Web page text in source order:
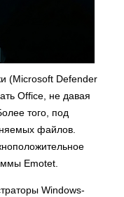
(Microsoft Defender
Office, не давая
того, под
файлов.
Emotet.
Windows-